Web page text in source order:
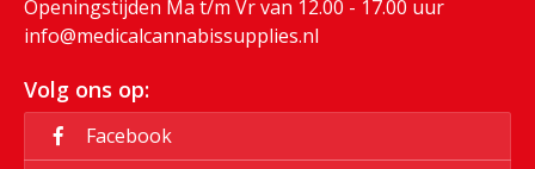
Openingstijden Ma t/m Vr van 12.00 - 17.00 uur
info@medicalcannabissupplies.nl
Volg ons op:
Facebook